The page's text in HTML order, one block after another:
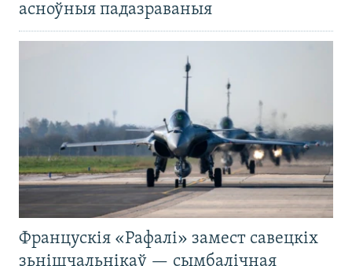
асноўныя падазраваныя
Францускія «Рафалі» замест савецкіх
зьнішчальнікаў — сымбалічная